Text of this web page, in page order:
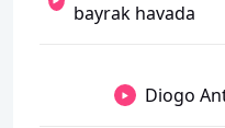
bayrak havada
Diogo